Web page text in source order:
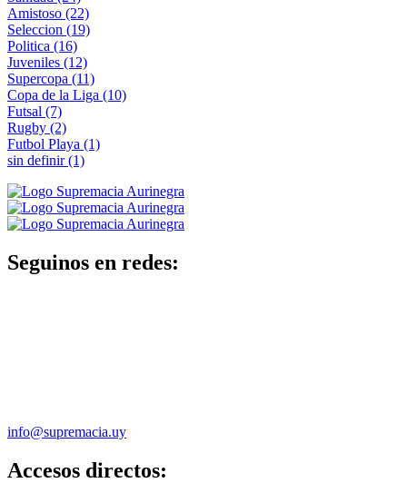
Amistoso (22)
Seleccion (19)
Politica (16)
Juveniles (12)
Supercopa (11)
Copa de la Liga (10)
Futsal (7)
Rugby (2)
Futbol Playa (1)
sin definir(1)
Seguinos en redes:
info@supremacia.uy
Accesos directos: